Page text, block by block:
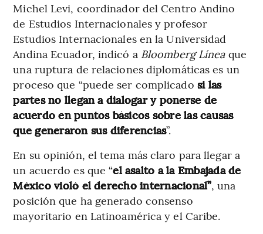
Michel Levi, coordinador del Centro Andino
de Estudios Internacionales y profesor
Estudios Internacionales en la Universidad
Andina Ecuador, indicó a Bloomberg Líneaque
una ruptura de relaciones diplomáticas es un
proceso que “puede ser complicado si las
partes no llegan a dialogar y ponerse de
acuerdo en puntos básicos sobre las causas
que generaron sus diferencias”.
En su opinión, el tema más claro para llegar a
un acuerdo es que “el asalto a la Embajada de
México violó el derecho internacional”, una
posición que ha generado consenso
mayoritario en Latinoamérica y el Caribe.